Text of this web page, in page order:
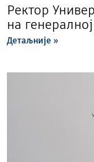
Ректор
на
Детаљније »